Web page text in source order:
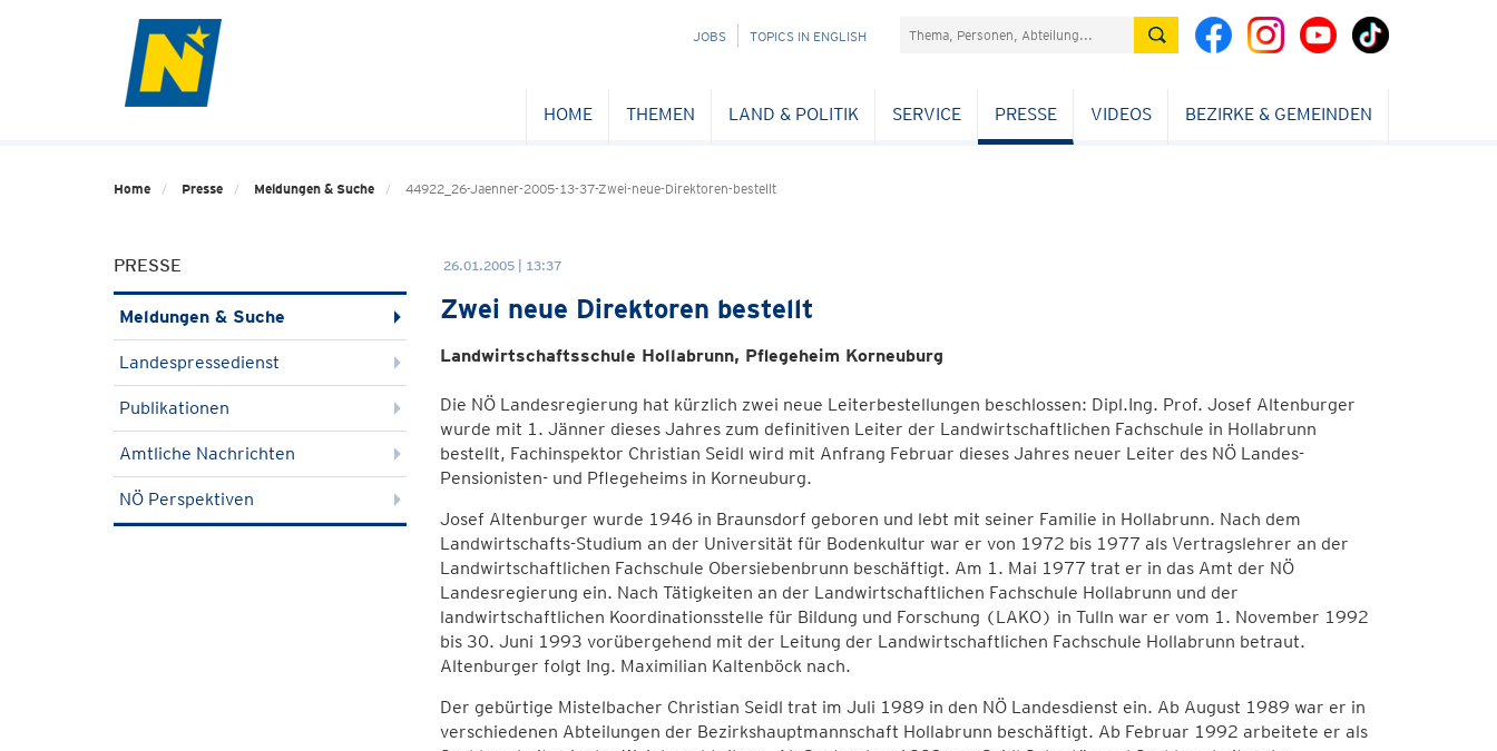
NAVIGATION
JOBS TOPICS IN ENGLISH Suchefeld
HOME THEMEN LAND & POLITIK SERVICE PRESSE VIDEOS BEZIRKE & GEMEINDEN
Home Presse Meldungen & Suche 44922_26-Jaenner-2005-13-37-Zwei-neue-Direktoren-bestellt
PRESSE
Meldungen & Suche
Landespressedienst
Publikationen
Amtliche Nachrichten
NÖ Perspektiven
26.01.2005 | 13:37
Zwei neue Direktoren bestellt
Landwirtschaftsschule Hollabrunn, Pflegeheim Korneuburg
Die NÖ Landesregierung hat kürzlich zwei neue Leiterbestellungen beschlossen: Dipl.Ing. Prof. Josef Altenburger
wurde mit 1. Jänner dieses Jahres zum definitiven Leiter der Landwirtschaftlichen Fachschule in Hollabrunn
bestellt, Fachinspektor Christian Seidl wird mit Anfrang Februar dieses Jahres neuer Leiter des NÖ Landes-
Pensionisten- und Pflegeheims in Korneuburg.
Josef Altenburger wurde 1946 in Braunsdorf geboren und lebt mit seiner Familie in Hollabrunn. Nach dem
Landwirtschafts-Studium an der Universität für Bodenkultur war er von 1972 bis 1977 als Vertragslehrer an der
Landwirtschaftlichen Fachschule Obersiebenbrunn beschäftigt. Am 1. Mai 1977 trat er in das Amt der NÖ
Landesregierung ein. Nach Tätigkeiten an der Landwirtschaftlichen Fachschule Hollabrunn und der
landwirtschaftlichen Koordinationsstelle für Bildung und Forschung (LAKO) in Tulln war er vom 1. November 1992
bis 30. Juni 1993 vorübergehend mit der Leitung der Landwirtschaftlichen Fachschule Hollabrunn betraut.
Altenburger folgt Ing. Maximilian Kaltenböck nach.
Der gebürtige Mistelbacher Christian Seidl trat im Juli 1989 in den NÖ Landesdienst ein. Ab August 1989 war er in
verschiedenen Abteilungen der Bezirkshauptmannschaft Hollabrunn beschäftigt. Ab Februar 1992 arbeitete er als